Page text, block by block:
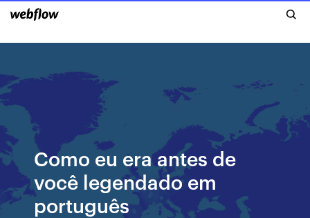
Como eu era antes de
você legendado em
português